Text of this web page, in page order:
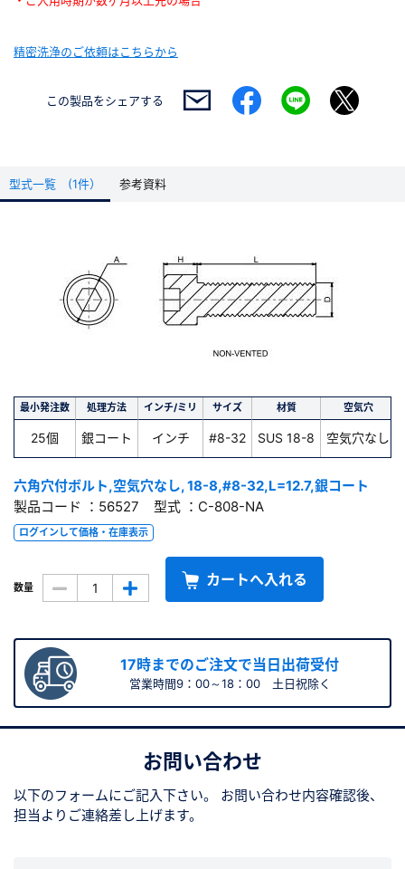
精密洗浄のご依頼はこちらから
この製品をシェアする
型式一覧 (1件） 参考資料
最小発注数 処理方法 インチ/ミリ サイズ 材質 空気穴
25個 銀コート インチ #8-32 SUS 18-8 空気穴なし
六角穴付ボルト,空気穴なし, 18-8,#8-32,L=12.7,銀コート
製品コード ：56527 型式 ：C-808-NA
ログインして価格・在庫表示
数量 カートへ入れる
17時までのご注文で当日出荷受付
営業時間9：00～18：00 土日祝除く
お問い合わせ
以下のフォームにご記入下さい。
お問い合わせ内容確認後、
担当よりご連絡差し上げます。